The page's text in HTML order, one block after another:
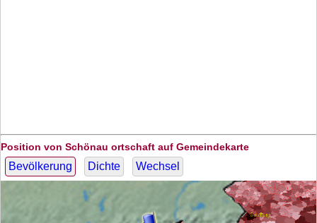
Position von Schönau ortschaft auf Gemeindekarte
Bevölkerung Dichte Wechsel